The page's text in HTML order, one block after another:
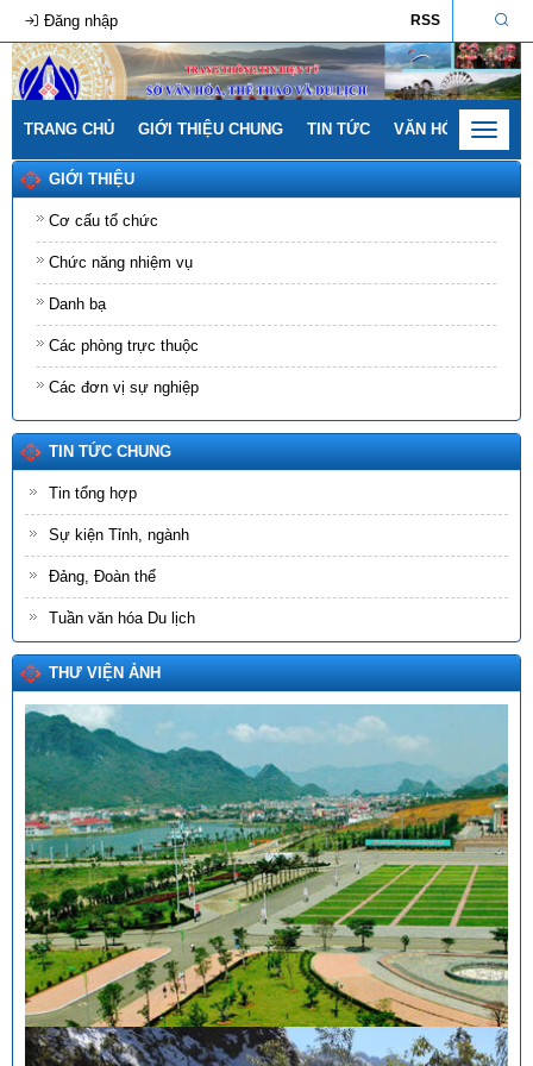
RSS
Đăng nhập
TRANG CHỦ GIỚI THIỆU CHUNG TIN TỨC VĂN HÓA - GIA
Toggle
GIỚI THIỆU
Cơ cấu tổ chức
Chức năng nhiệm vụ
Danh bạ
Các phòng trực thuộc
Các đơn vị sự nghiệp
TIN TỨC CHUNG
Tin tổng hợp
Sự kiện Tỉnh, ngành
Đảng, Đoàn thể
Tuần văn hóa Du lịch
THƯ VIỆN ẢNH